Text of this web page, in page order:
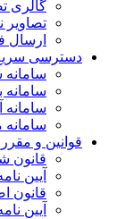
گالری
ارسال
دسترسی
سامانه
قوانین و
قانون
آیین
قانون
آیین